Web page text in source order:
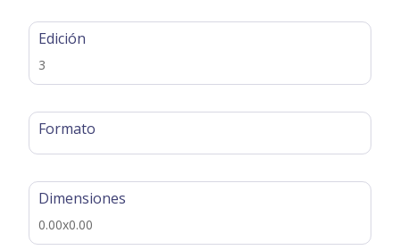
Edición
3
Formato
Dimensiones
0.00x0.00